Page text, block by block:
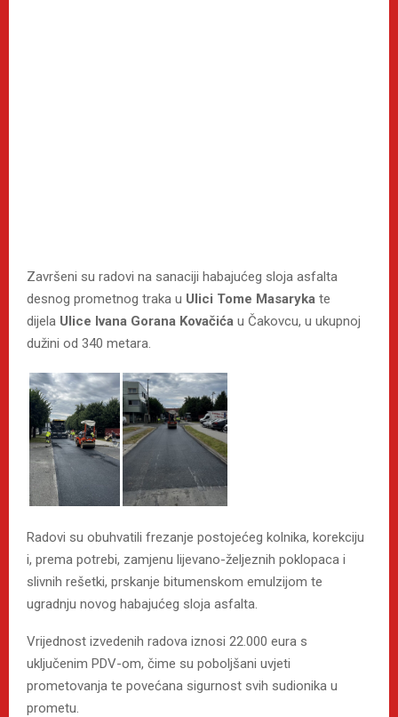
Završeni su radovi na sanaciji habajućeg sloja asfalta
desnog prometnog traka u Ulici Tome Masaryka te
dijela Ulice Ivana Gorana Kovačića u Čakovcu, u ukupnoj
dužini od 340 metara.
Radovi su obuhvatili frezanje postojećeg kolnika, korekciju
i, prema potrebi, zamjenu lijevano-željeznih poklopaca i
slivnih rešetki, prskanje bitumenskom emulzijom te
ugradnju novog habajućeg sloja asfalta.
Vrijednost izvedenih radova iznosi 22.000 eura s
uključenim PDV-om, čime su poboljšani uvjeti
prometovanja te povećana sigurnost svih sudionika u
prometu.